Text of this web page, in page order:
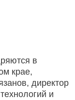
в
крае,
директор
и